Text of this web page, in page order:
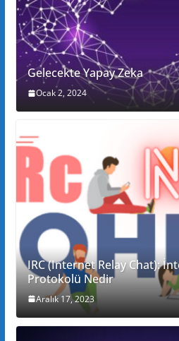
Gelecekte Yapay Zeka
Ocak 2, 2024
IRC (Internet Relay Chat):
Protokolü Nedir
Aralık 17, 2023